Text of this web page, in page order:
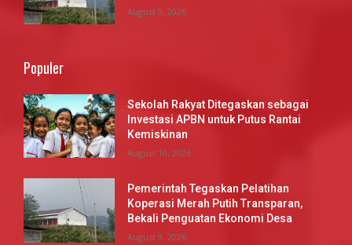
August 9, 2026
Populer
Sekolah Rakyat Ditegaskan sebagai
Investasi APBN untuk Putus Rantai
Kemiskinan
August 10, 2026
Pemerintah Tegaskan Pelatihan
Koperasi Merah Putih Transparan,
Bekali Penguatan Ekonomi Desa
August 9, 2026